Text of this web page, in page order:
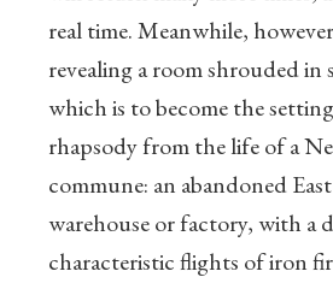
real time. Meanwhile,
revealing a room shrouded in
which is to become the
rhapsody from the life of a
commune: an abandoned
warehouse or factory, with a
characteristic flights of iron